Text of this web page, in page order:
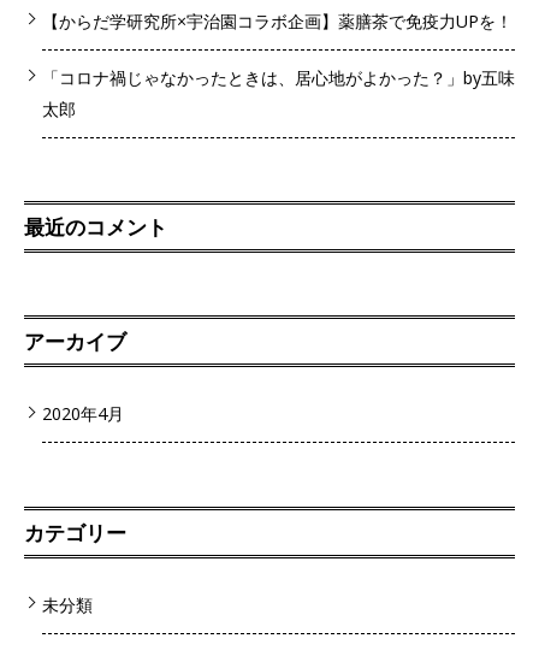
【からだ学研究所×宇治園コラボ企画】薬膳茶で免疫力UPを！
「コロナ禍じゃなかったときは、居心地がよかった？」by五味
太郎
最近のコメント
アーカイブ
2020年4月
カテゴリー
未分類